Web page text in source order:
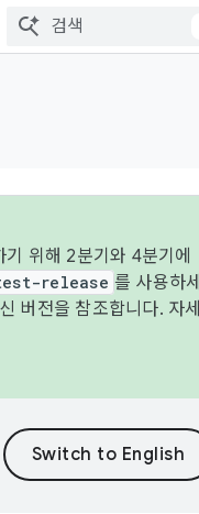
위해 2분기와 4분기에
release 를 사용하세
버전을 참조합니다. 자세